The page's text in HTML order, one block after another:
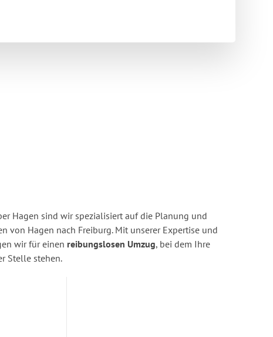
Hagen sind wir spezialisiert auf die Planung und
von Hagen nach Freiburg. Mit unserer Expertise und
wir für einen reibungslosen Umzug, bei dem Ihre
Stelle stehen.